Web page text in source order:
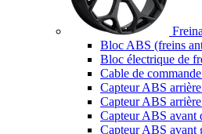
Bloc ABS (freins
Bloc électrique de
Cable de
Capteur ABS
Capteur ABS
Capteur ABS avant
Capteur ABS avant